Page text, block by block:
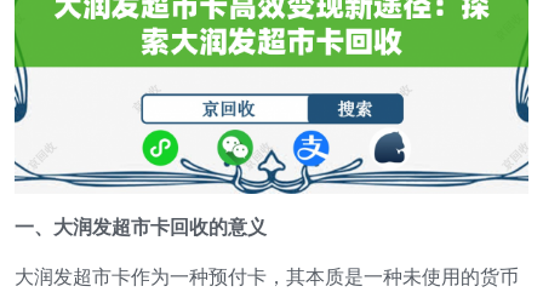
一、大润发超市卡回收的意义
大润发超市卡作为一种预付卡，其本质是一种未使用的货币